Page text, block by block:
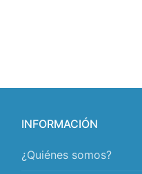
INFORMACIÓN
¿Quiénes somos?